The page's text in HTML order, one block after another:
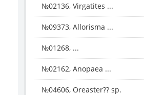
№02136, Virgatites ...
№09373, Allorisma ...
№01268, ...
№02162, Anopaea ...
№04606, Oreaster?? sp.